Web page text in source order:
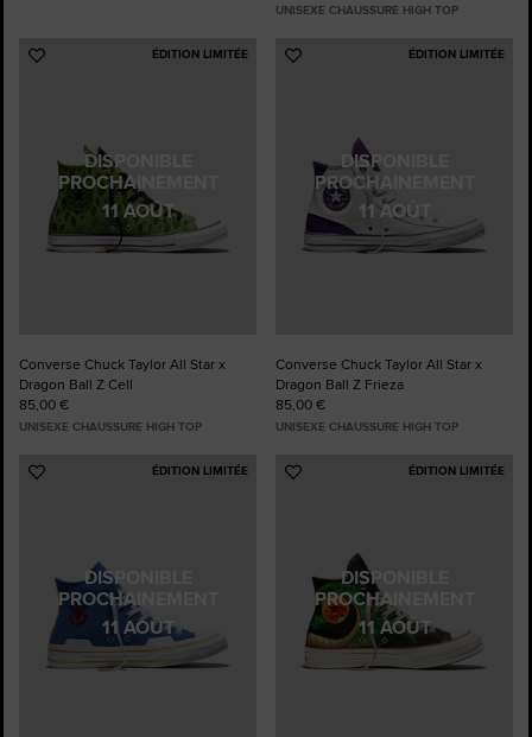
UNISEXE CHAUSSURE HIGH TOP
DISPONIBLE
PROCHAINEMENT
11 AOÛT
ÉDITION LIMITÉE
Ajouter
Converse Chuck Taylor All Star x
Dragon Ball Z Cell
85,00 €
UNISEXE CHAUSSURE HIGH TOP
DISPONIBLE
PROCHAINEMENT
11 AOÛT
ÉDITION LIMITÉE
Ajouter
Converse Chuck Taylor All Star x
Dragon Ball Z Frieza
85,00 €
UNISEXE CHAUSSURE HIGH TOP
DISPONIBLE
PROCHAINEMENT
11 AOÛT
ÉDITION LIMITÉE
Ajouter
DISPONIBLE
PROCHAINEMENT
11 AOÛT
ÉDITION LIMITÉE
Ajouter